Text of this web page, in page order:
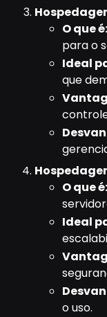
O que é:
para o
Ideal
que
O que é:
Ideal
o uso.